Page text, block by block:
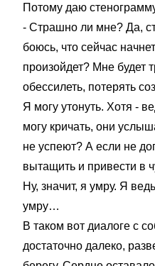
Потому даю
- Страшно ли мне? Да,
боюсь, что сейчас
произойдет? Мне будет
обессилеть, потерять
Я могу утонуть. Хотя -
могу кричать, они
не успеют? А если не
вытащить и привести в
Ну, значит, я умру. Я
умру…
В таком вот диалоге с
достаточно далеко,